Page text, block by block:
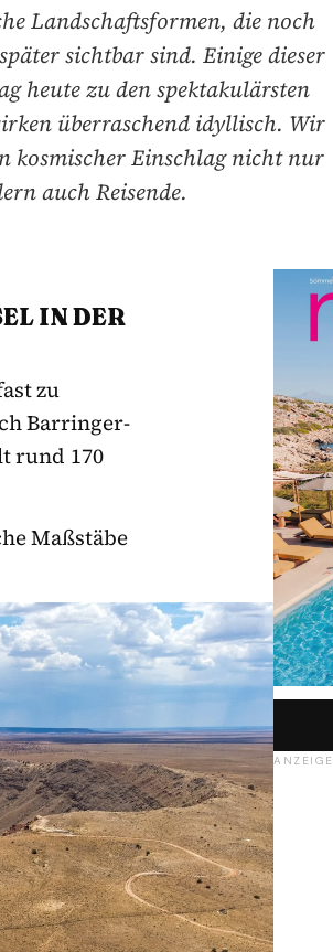
Landschaftsformen, die noch
sichtbar sind. Einige dieser
heute zu den spektakulärsten
überraschend idyllisch. Wir
kosmischer Einschlag nicht nur
auch Reisende.
IN DER
zu
Barringer-
rund 170
Maßstäbe
ANZEIGE